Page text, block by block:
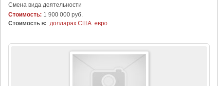
Cмена вида деятельности
Стоимость: 1 900 000 руб.
Стоимость в: долларах США евро